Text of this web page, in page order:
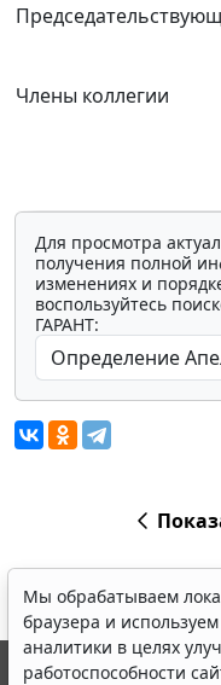
Члены коллегии
Для просмотра
получения полной
изменениях и
воспользуйтесь
ГАРАНТ:
Мы обрабатываем
браузера и
аналитики в целях
работоспособности